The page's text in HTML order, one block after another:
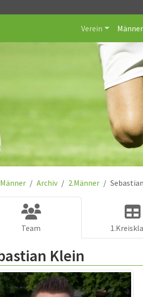
Verein Männer
Männer Archiv 2.Männer
Team
Klein